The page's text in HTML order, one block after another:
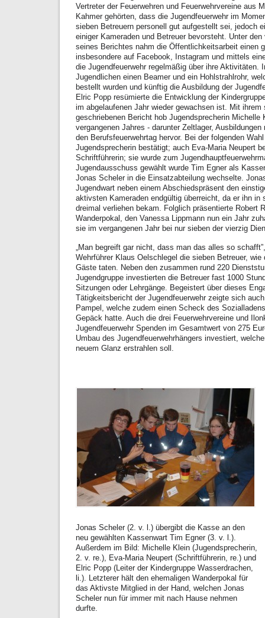
Vertreter der Feuerwehren und Feuerwehrvereine aus
Kahmer gehörten, dass die Jugendfeuerwehr im
sieben Betreuern personell gut aufgestellt sei, jedoch
einiger Kameraden und Betreuer bevorsteht. Unter
seines Berichtes nahm die Öffentlichkeitsarbeit einen
insbesondere auf Facebook, Instagram und mittels
die Jugendfeuerwehr regelmäßig über ihre Aktivitäten.
Jugendlichen einen Beamer und ein Hohlstrahlrohr,
bestellt wurden und künftig die Ausbildung der
Elric Popp resümierte die Entwicklung der
im abgelaufenen Jahr wieder gewachsen ist. Mit ihrem
geschriebenen Bericht hob Jugendsprecherin Michelle
vergangenen Jahres - darunter Zeltlager,
den Berufsfeuerwehrtag hervor. Bei der folgenden
Jugendsprecherin bestätigt; auch Eva-Maria Neupert
Schriftführerin; sie wurde zum
Jugendausschuss gewählt wurde Tim Egner als
Jonas Scheler in die Einsatzabteilung wechselte.
Jugendwart neben einem Abschiedspräsent den
aktivsten Kameraden endgültig überreicht, da er ihn in
dreimal verliehen bekam. Folglich präsentierte Robert
Wanderpokal, den Vanessa Lippmann nun ein Jahr
sie im vergangenen Jahr bei nur sieben der vierzig
„Man begreift gar nicht, dass man das alles so
Wehrführer Klaus Oelschlegel die sieben Betreuer, wie
Gäste taten. Neben den zusammen rund 220
Jugendgruppe investierten die Betreuer fast 1000
Sitzungen oder Lehrgänge. Begeistert über dieses
Tätigkeitsbericht der Jugendfeuerwehr zeigte sich
Pampel, welche zudem einen Scheck des
Gepäck hatte. Auch die drei Feuerwehrvereine und
Jugendfeuerwehr Spenden im Gesamtwert von 275
Umbau des Jugendfeuerwehrhängers investiert,
neuem Glanz erstrahlen soll.
Jonas Scheler (2. v. l.) übergibt die Kasse an den
neu gewählten Kassenwart Tim Egner (3. v. l.).
Außerdem im Bild: Michelle Klein (Jugendsprecherin,
2. v. re.), Eva-Maria Neupert (Schriftführerin, re.) und
Elric Popp (Leiter der Kindergruppe Wasserdrachen,
li.). Letzterer hält den ehemaligen Wanderpokal für
das Aktivste Mitglied in der Hand, welchen Jonas
Scheler nun für immer mit nach Hause nehmen
durfte.